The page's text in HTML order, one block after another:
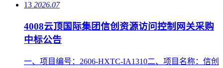
13 2026.07
4008云顶国际集团信创资源访问控制网关采购
中标公告
一、项目编号：2606-HXTC-IA1310二、项目名称：信创